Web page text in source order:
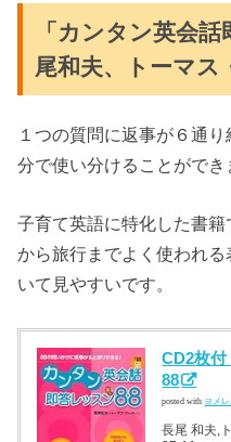
「カンタン英会
尾和夫、トーマス
１つの質問に返事が６通
分で使い分けることができ
子育て英語に特化した書
から旅行までよく使われ
いて見やすいです。
CD2枚
88
posted with ヨメ
長尾 和夫,